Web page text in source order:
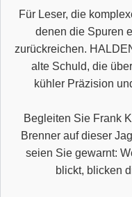
Für Leser, die
denen die Spuren
zurückreichen.
alte Schuld, die
kühler Präzision
Begleiten Sie Frank
Brenner auf dieser
seien Sie gewarnt:
blickt, blicken